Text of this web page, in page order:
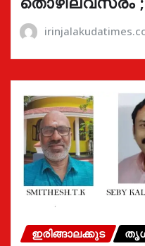
ഇരിങ്ങാലക്കുട